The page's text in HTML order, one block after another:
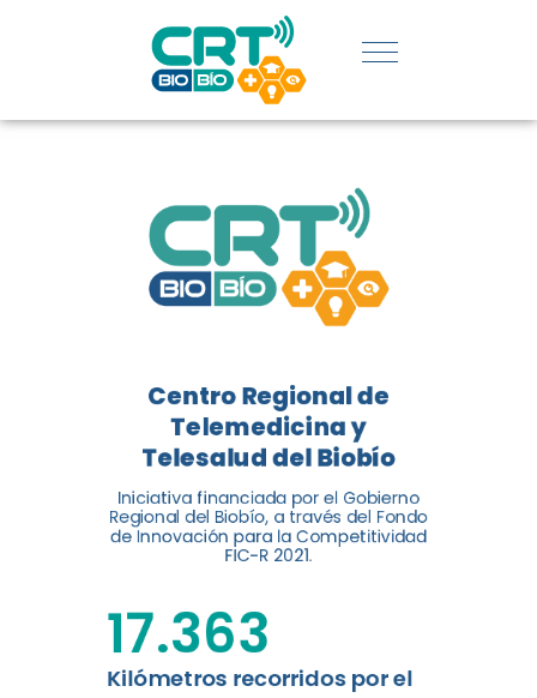
UDEC EN
CATEGORÍA
INNOVACIÓN
SOCIAL
Telemedicina y Telesalud del
Biobío (CRT Biobío) fue
reconocido reconocido en los
Premios de Vinculación con el
Medio 2024...
Leer más
Centro Regional de
Telemedicina y
Telesalud del Biobío
Iniciativa financiada por el Gobierno
Regional del Biobío, a través del Fondo
de Innovación para la Competitividad
FIC-R 2021.
Kilómetros recorridos por el
17.363